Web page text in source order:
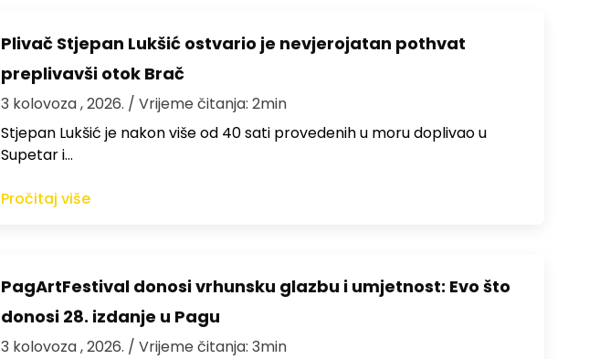
Plivač Stjepan Lukšić ostvario je nevjerojatan pothvat
preplivavši otok Brač
3 kolovoza , 2026. / Vrijeme čitanja: 2min
St​jepan Lukšić je nakon više od 40 sati provedenih u moru doplivao u
Supetar i…
Pročitaj više
PagArtFestival donosi vrhunsku glazbu i umjetnost: Evo što
donosi 28. izdanje u Pagu
3 kolovoza , 2026. / Vrijeme čitanja: 3min